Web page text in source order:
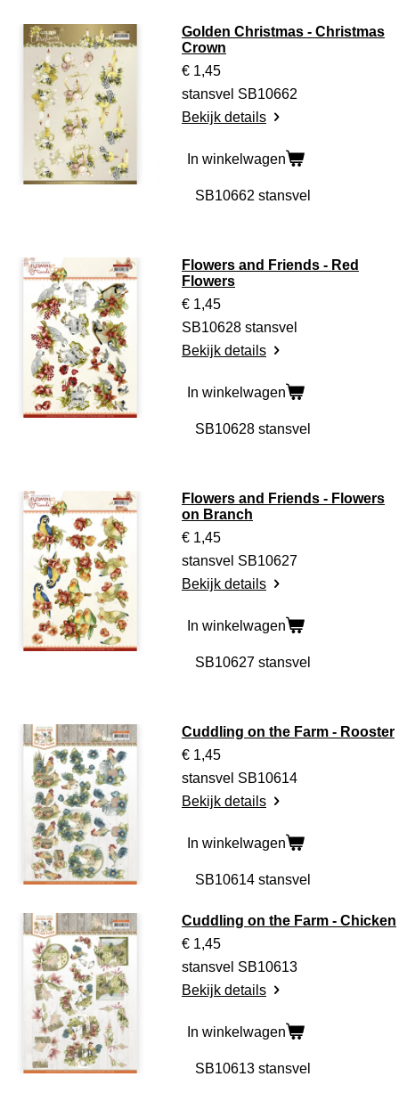
Golden Christmas - Christmas
Crown
€ 1,45
stansvel SB10662
Bekijk details
In winkelwagen
Flowers and Friends - Red
Flowers
€ 1,45
SB10628 stansvel
Bekijk details
In winkelwagen
Flowers and Friends - Flowers
on Branch
€ 1,45
stansvel SB10627
Bekijk details
In winkelwagen
Cuddling on the Farm - Rooster
€ 1,45
stansvel SB10614
Bekijk details
In winkelwagen
Cuddling on the Farm - Chicken
€ 1,45
stansvel SB10613
Bekijk details
In winkelwagen